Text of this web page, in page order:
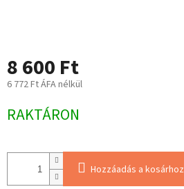
8 600 Ft
6 772 Ft ÁFA nélkül
Egységár:
RAKTÁRON
Hozzáadás a kosárhoz